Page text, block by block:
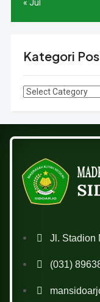
« Jul
Kategori
Jl. Stadion
(031)